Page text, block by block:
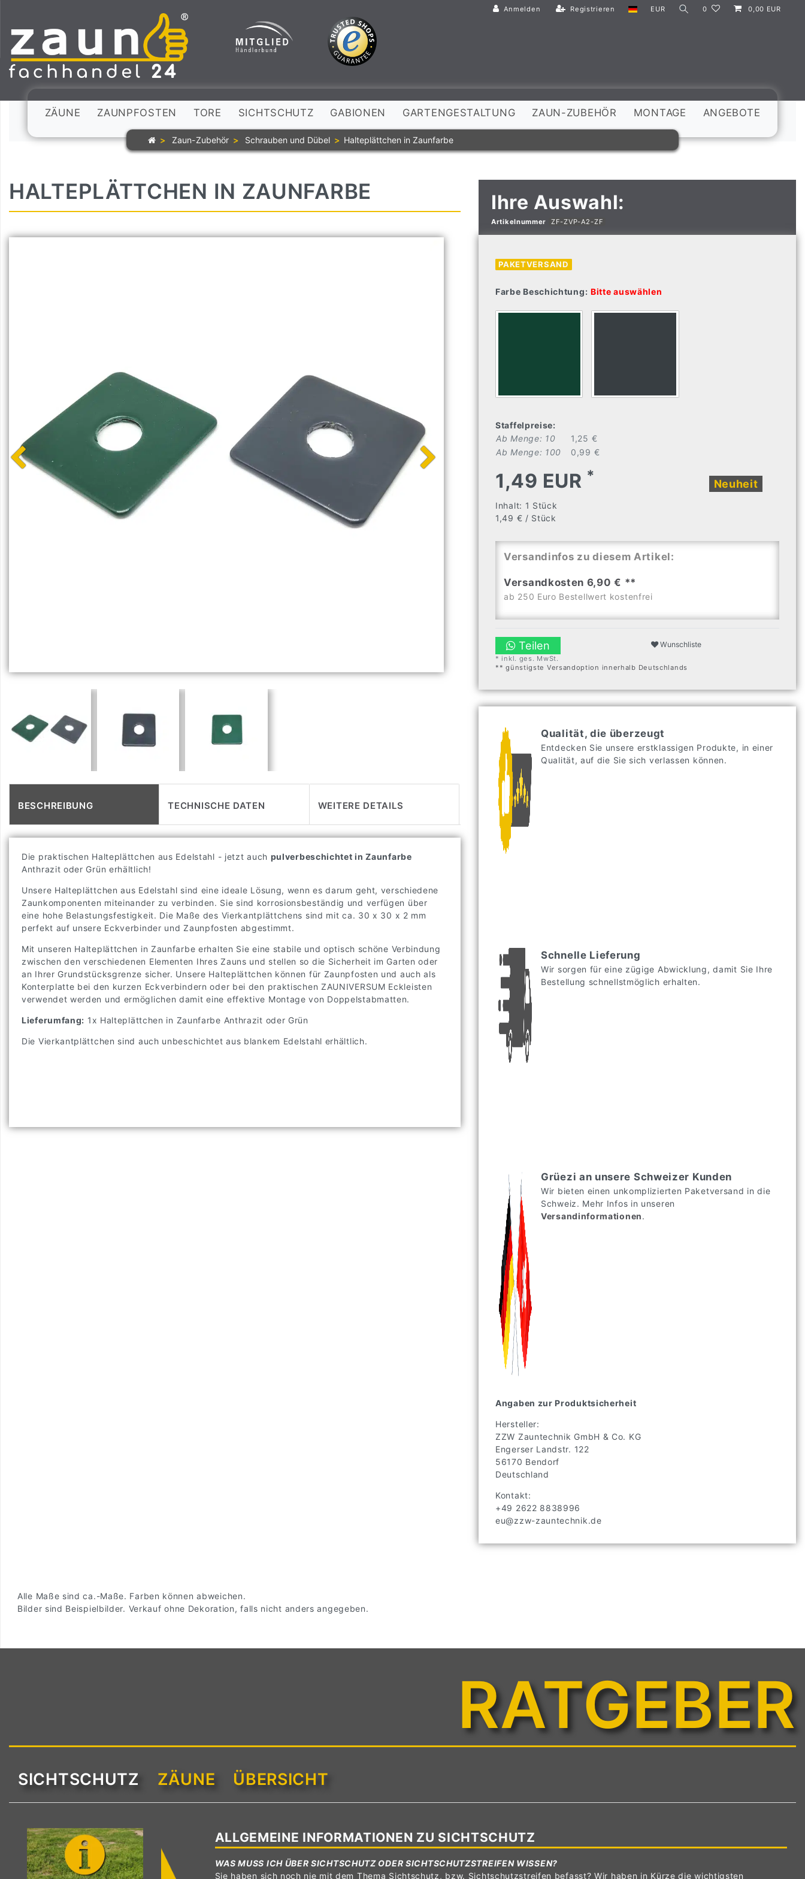
Anmelden Registrieren EUR 0 0,00 EUR
ZÄUNE ZAUNPFOSTEN TORE SICHTSCHUTZ GABIONEN GARTENGESTALTUNG ZAUN-ZUBEHÖR MONTAGE ANGEBOTE
Zaun-Zubehör Schrauben und Dübel Halteplättchen in Zaunfarbe
HALTEPLÄTTCHEN IN ZAUNFARBE
BESCHREIBUNG TECHNISCHE DATEN WEITERE DETAILS
Die praktischen Halteplättchen aus Edelstahl - jetzt auch pulverbeschichtet in Zaunfarbe
Anthrazit oder Grün erhältlich!
Unsere Halteplättchen aus Edelstahl sind eine ideale Lösung, wenn es darum geht, verschiedene
Zaunkomponenten miteinander zu verbinden. Sie sind korrosionsbeständig und verfügen über
eine hohe Belastungsfestigkeit. Die Maße des Vierkantplättchens sind mit ca. 30 x 30 x 2 mm
perfekt auf unsere Eckverbinder und Zaunpfosten abgestimmt.
Mit unseren Halteplättchen in Zaunfarbe erhalten Sie eine stabile und optisch schöne Verbindung
zwischen den verschiedenen Elementen Ihres Zauns und stellen so die Sicherheit im Garten oder
an Ihrer Grundstücksgrenze sicher. Unsere Halteplättchen können für Zaunpfosten und auch als
Konterplatte bei den kurzen Eckverbindern oder bei den praktischen ZAUNIVERSUM Eckleisten
verwendet werden und ermöglichen damit eine effektive Montage von Doppelstabmatten.
Lieferumfang: 1x Halteplättchen in Zaunfarbe Anthrazit oder Grün
Die Vierkantplättchen sind auch unbeschichtet aus blankem Edelstahl erhältlich.
Ihre Auswahl:
Artikelnummer ZF-ZVP-A2-ZF
PAKETVERSAND
Farbe Beschichtung: Bitte auswählen
Staffelpreise:
Ab Menge: 10
1,25 €
Ab Menge: 100
0,99 €
1,49 EUR *
Inhalt: 1 Stück
1,49 € / Stück
Neuheit
Versandinfos zu diesem Artikel:
Versandkosten 6,90 € **
ab 250 Euro Bestellwert kostenfrei
Teilen Wunschliste
* inkl. ges. MwSt.
** günstigste Versandoption innerhalb Deutschlands
Qualität, die überzeugt
Entdecken Sie unsere erstklassigen Produkte, in einer
Qualität, auf die Sie sich verlassen können.
Schnelle Lieferung
Wir sorgen für eine zügige Abwicklung, damit Sie Ihre
Bestellung schnellstmöglich erhalten.
Grüezi an unsere Schweizer Kunden
Wir bieten einen unkomplizierten Paketversand in die
Schweiz. Mehr Infos in unseren
Versandinformationen.
Angaben zur Produktsicherheit
Hersteller:
ZZW Zauntechnik GmbH & Co. KG
Engerser Landstr. 122
56170 Bendorf
Deutschland
Kontakt:
+49 2622 8838996
eu@zzw-zauntechnik.de
Alle Maße sind ca.-Maße. Farben können abweichen.
Bilder sind Beispielbilder. Verkauf ohne Dekoration, falls nicht anders angegeben.
RATGEBER
SICHTSCHUTZ ZÄUNE ÜBERSICHT
ALLGEMEINE INFORMATIONEN ZU SICHTSCHUTZ
WAS MUSS ICH ÜBER SICHTSCHUTZ ODER SICHTSCHUTZSTREIFEN WISSEN?
Sie haben sich noch nie mit dem Thema Sichtschutz, bzw. Sichtschutzstreifen befasst? Wir haben in Kürze die wichtigsten